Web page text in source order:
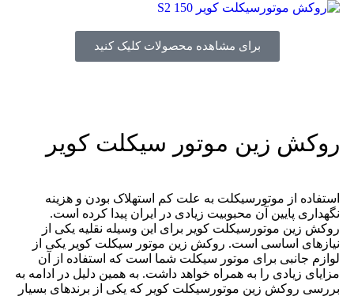
برای مشاهده محصولات کلیک کنید
روکش زین موتور سیکلت کویر
استفاده از موتورسیکلت به علت کم استهلاک بودن و هزینه
نگهداری پایین آن محبوبیت زیادی در ایران پیدا کرده است.
روکش زین موتورسیکلت کویر برای این وسیله نقلیه یکی از
نیاز‌های اساسی است. روکش زین موتور سیکلت کویر یکی از
لوازم جانبی برای موتور سیکلت شما است که استفاده از آن
مزایای زیادی را به همراه خواهد داشت. به همین دلیل در ادامه به
بررسی روکش زین موتورسیکلت کویر که یکی از برند‌های بسیار